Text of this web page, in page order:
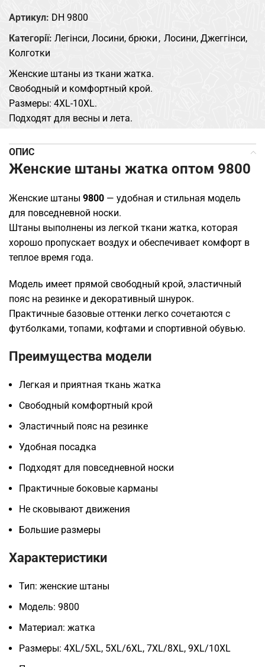
Артикул: DH 9800
Категорії: Легінси, Лосини, брюки , Лосини, Джеггінси,
Колготки
Женские штаны из ткани жатка.
Свободный и комфортный крой.
Размеры: 4XL-10XL.
Подходят для весны и лета.
ОПИС
Женские штаны жатка оптом 9800
Женские штаны 9800 — удобная и стильная модель
для повседневной носки.
Штаны выполнены из легкой ткани жатка, которая
хорошо пропускает воздух и обеспечивает комфорт в
теплое время года.
Модель имеет прямой свободный крой, эластичный
пояс на резинке и декоративный шнурок.
Практичные базовые оттенки легко сочетаются с
футболками, топами, кофтами и спортивной обувью.
Преимущества модели
Легкая и приятная ткань жатка
Свободный комфортный крой
Эластичный пояс на резинке
Удобная посадка
Подходят для повседневной носки
Практичные боковые карманы
Не сковывают движения
Большие размеры
Характеристики
Тип: женские штаны
Модель: 9800
Материал: жатка
Размеры: 4XL/5XL, 5XL/6XL, 7XL/8XL, 9XL/10XL